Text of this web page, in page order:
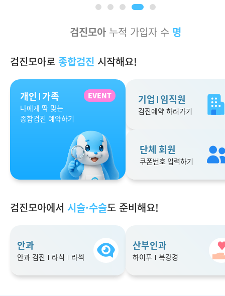
검진모아 누적 가입자 수 명
검진모아로 종합검진 시작해요!
개인 가족
EVENT
나에게 딱 맞는
종합검진 예약하기
기업 임직원
검진예약 하러가기
단체 회원
쿠폰번호 입력하기
검진모아에서 시술·수술도 준비해요!
안과
안과 검진 라식 라섹
산부인과
하이푸 복강경